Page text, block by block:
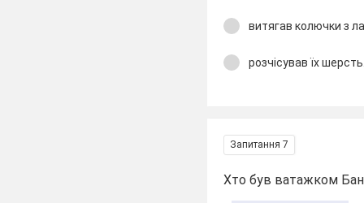
витягав колючки з
розчісував їх
Запитання 7
Хто був ватажком